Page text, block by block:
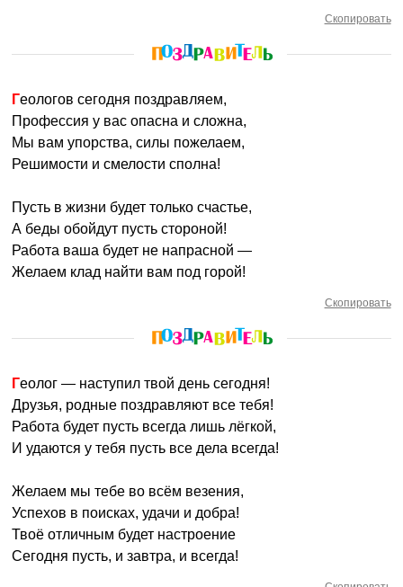
Скопировать
Геологов сегодня поздравляем,
Профессия у вас опасна и сложна,
Мы вам упорства, силы пожелаем,
Решимости и смелости сполна!
Пусть в жизни будет только счастье,
А беды обойдут пусть стороной!
Работа ваша будет не напрасной —
Желаем клад найти вам под горой!
Скопировать
Геолог — наступил твой день сегодня!
Друзья, родные поздравляют все тебя!
Работа будет пусть всегда лишь лёгкой,
И удаются у тебя пусть все дела всегда!
Желаем мы тебе во всём везения,
Успехов в поисках, удачи и добра!
Твоё отличным будет настроение
Сегодня пусть, и завтра, и всегда!